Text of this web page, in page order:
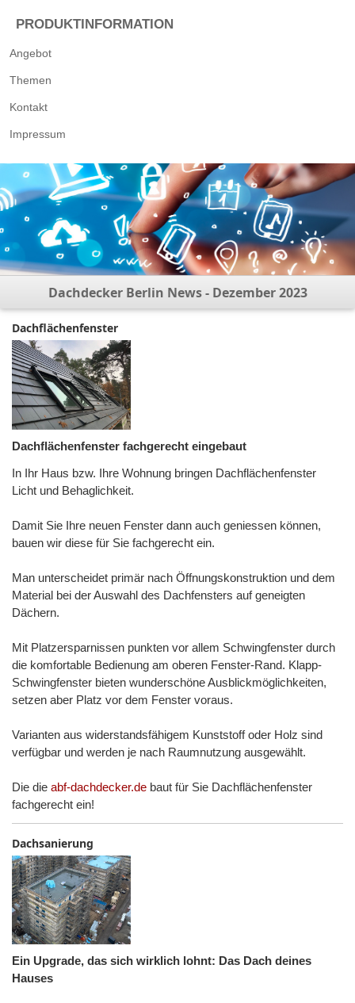
PRODUKTINFORMATION
Angebot
Themen
Kontakt
Impressum
Dachdecker Berlin News - Dezember 2023
Dachflächenfenster
Dachflächenfenster fachgerecht eingebaut
In Ihr Haus bzw. Ihre Wohnung bringen Dachflächenfenster
Licht und Behaglichkeit.
Damit Sie Ihre neuen Fenster dann auch geniessen können,
bauen wir diese für Sie fachgerecht ein.
Man unterscheidet primär nach Öffnungskonstruktion und dem
Material bei der Auswahl des Dachfensters auf geneigten
Dächern.
Mit Platzersparnissen punkten vor allem Schwingfenster durch
die komfortable Bedienung am oberen Fenster-Rand. Klapp-
Schwingfenster bieten wunderschöne Ausblickmöglichkeiten,
setzen aber Platz vor dem Fenster voraus.
Varianten aus widerstandsfähigem Kunststoff oder Holz sind
verfügbar und werden je nach Raumnutzung ausgewählt.
Die die abf-dachdecker.de baut für Sie Dachflächenfenster
fachgerecht ein!
Dachsanierung
Ein Upgrade, das sich wirklich lohnt: Das Dach deines
Hauses